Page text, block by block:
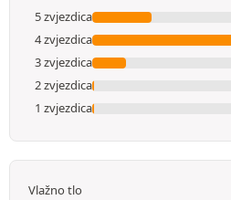
5 zvjezdica
4 zvjezdica
3 zvjezdica
2 zvjezdica
1 zvjezdica
Vlažno tlo